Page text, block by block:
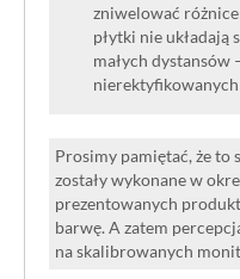
zniwelować różnice
płytki nie układają
małych dystansów
Prosimy pamiętać, że to
zostały wykonane w
prezentowanych
barwę. A zatem
na skalibrowanych